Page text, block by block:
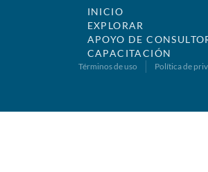
INICIO
EXPLORAR
APOYO DE
CAPACITACIÓN
Términos de uso Política de